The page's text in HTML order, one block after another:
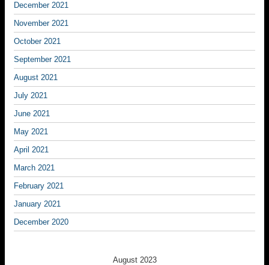
December 2021
November 2021
October 2021
September 2021
August 2021
July 2021
June 2021
May 2021
April 2021
March 2021
February 2021
January 2021
December 2020
August 2023